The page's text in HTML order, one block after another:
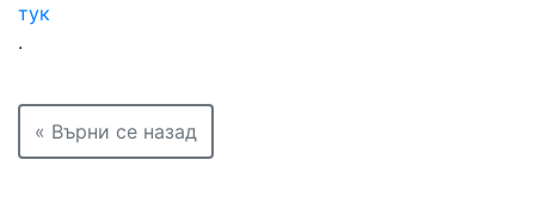
тук
.
« Върни се назад